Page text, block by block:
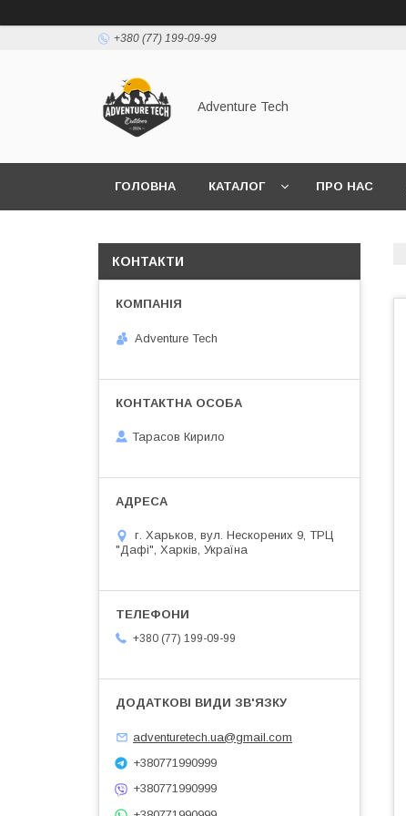
+380 (77) 199-09-99
Adventure Tech
ГОЛОВНА КАТАЛОГ ПРО НАС
КОНТАКТИ
Adventure Tech
Тарасов Кирило
г. Харьков, вул. Нескорених 9, ТРЦ
"Дафі", Харків, Україна
+380 (77) 199-09-99
adventuretech.ua@gmail.com
+380771990999
+380771990999